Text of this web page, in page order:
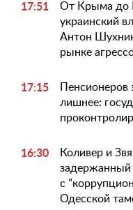
17:51
От Крыма до
украинский
Антон
рынке
17:15
Пенсионеров
лишнее:
16:30
Коливер и
задержанный
с
Одесской